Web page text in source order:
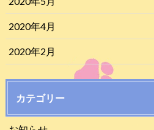
2020年4月
2020年2月
カテゴリー